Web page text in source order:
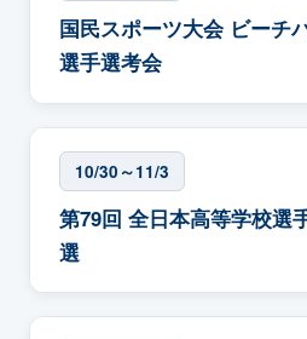
国民スポーツ大会 ビーチ
選手選考会
10/30～11/3
第79回 全日本高等学校選
選